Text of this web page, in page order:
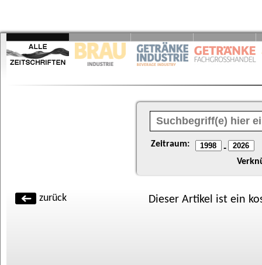
Zeitraum: -
zurück Dieser Artikel ist ein